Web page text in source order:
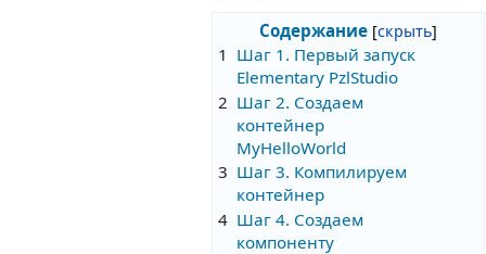
Содержание
1 Шаг 1. Первый запуск
Elementary PzlStudio
2 Шаг 2. Создаем
контейнер
MyHelloWorld
3 Шаг 3. Компилируем
контейнер
4 Шаг 4. Создаем
компоненту